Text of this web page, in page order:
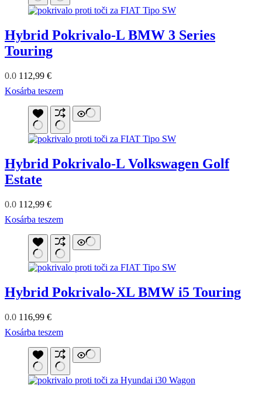
Hybrid Pokrivalo-L BMW 3 Series
Touring
0.0 112,99 €
Kosárba teszem
Hybrid Pokrivalo-L Volkswagen Golf
Estate
0.0 112,99 €
Kosárba teszem
Hybrid Pokrivalo-XL BMW i5 Touring
0.0 116,99 €
Kosárba teszem